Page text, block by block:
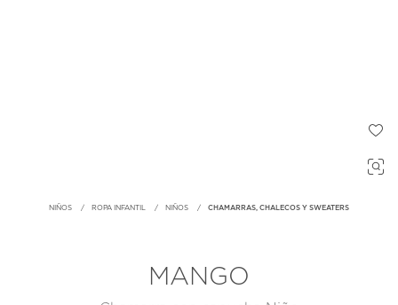
NIÑOS ROPA INFANTIL NIÑOS CHAMARRAS, CHALECOS Y SWEATERS
MANGO